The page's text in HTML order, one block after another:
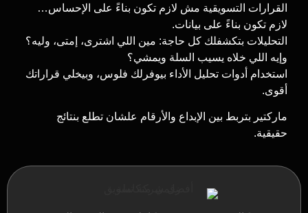
القرارات التسويقية مش لازم تكون بناءً على الإحساس…
لازم تكون بناءً على بيانات.
التحليلات بتكشفلك كل حاجة: مين اللي اشترى، إمتى، وليه؟
وإيه اللي خلاه يسيب السلة ويمشي؟
استخدام أدوات تحليل الأداء بيوفرلك فلوس، وبيخلي قراراتك
أقوى.
ماركتير بتربط بين الإبداع والأرقام علشان تطلع بنتائج
حقيقية.